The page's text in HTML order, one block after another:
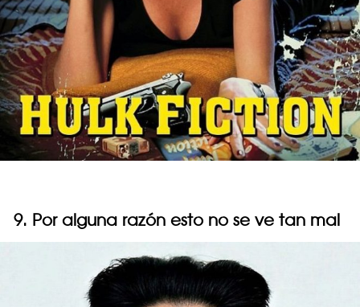
9. Por alguna razón esto no se ve tan mal